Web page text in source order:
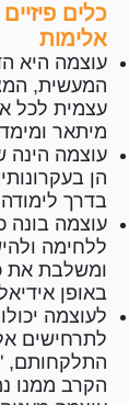
כלים
אלימות
עוצמה היא
המעשית,
עצמית לכל
מיתאר
עוצמה הינה
הן
בדרך
עוצמה בונה
ללחימה
ומשלבת את
באופן
לעוצמה
לתרחישים
התלקחותם,
הקרב ממנו